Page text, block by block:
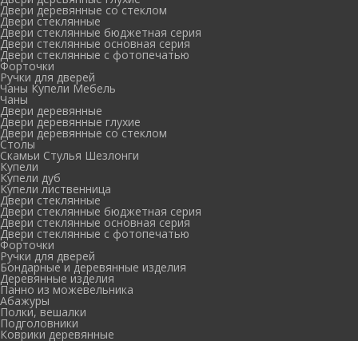
Двери деревянные со стеклом
Двери стеклянные
Двери стеклянные бюджетная серия
Двери стеклянные основная серия
Двери стеклянные с фотопечатью
Форточки
Ручки для дверей
Чаны Купели Мебель
Чаны
Двери деревянные
Двери деревянные глухие
Двери деревянные со стеклом
Столы
Скамьи Стулья Шезлонги
Купели
Купели дуб
Купели лиственница
Двери стеклянные
Двери стеклянные бюджетная серия
Двери стеклянные основная серия
Двери стеклянные с фотопечатью
Форточки
Ручки для дверей
Бондарные и деревянные изделия
Деревянные изделия
Панно из можевельника
Абажуры
Полки, вешалки
Подголовники
Коврики деревянные